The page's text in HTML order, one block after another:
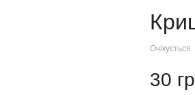
Очікується
30